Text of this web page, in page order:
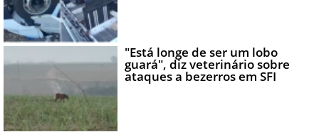
"Está longe de ser um lobo
guará", diz veterinário sobre
ataques a bezerros em SFI